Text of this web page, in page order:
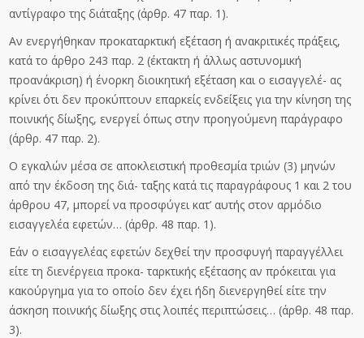
αντίγραφο της διάταξης (άρθρ. 47 παρ. 1).
Αν ενεργήθηκαν προκαταρκτική εξέταση ή ανακριτικές πράξεις,
κατά το άρθρο 243 παρ. 2 (έκτακτη ή άλλως αστυνομική
προανάκριση) ή ένορκη διοικητική εξέταση και ο εισαγγελέ- ας
κρίνει ότι δεν προκύπτουν επαρκείς ενδείξεις για την κίνηση της
ποινικής δίωξης, ενεργεί όπως στην προηγούμενη παράγραφο
(άρθρ. 47 παρ. 2).
Ο εγκαλών μέσα σε αποκλειστική προθεσμία τριών (3) μηνών
από την έκδοση της διά- ταξης κατά τις παραγράφους 1 και 2 του
άρθρου 47, μπορεί να προσφύγει κατ’ αυτής στον αρμόδιο
εισαγγελέα εφετών… (άρθρ. 48 παρ. 1).
Εάν ο εισαγγελέας εφετών δεχθεί την προσφυγή παραγγέλλει
είτε τη διενέργεια προκα- ταρκτικής εξέτασης αν πρόκειται για
κακούργημα για το οποίο δεν έχει ήδη διενεργηθεί είτε την
άσκηση ποινικής δίωξης στις λοιπές περιπτώσεις… (άρθρ. 48 παρ.
3).